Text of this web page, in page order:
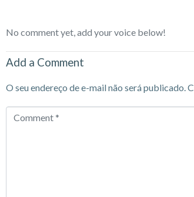
No comment yet, add your voice below!
Add a Comment
O seu endereço de e-mail não será publicado.
Comment